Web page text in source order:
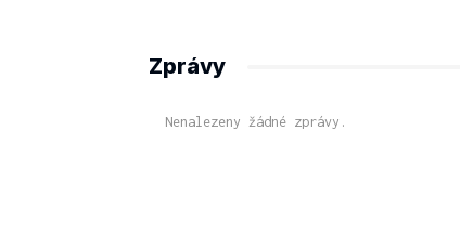
Zprávy
Nenalezeny žádné zprávy.